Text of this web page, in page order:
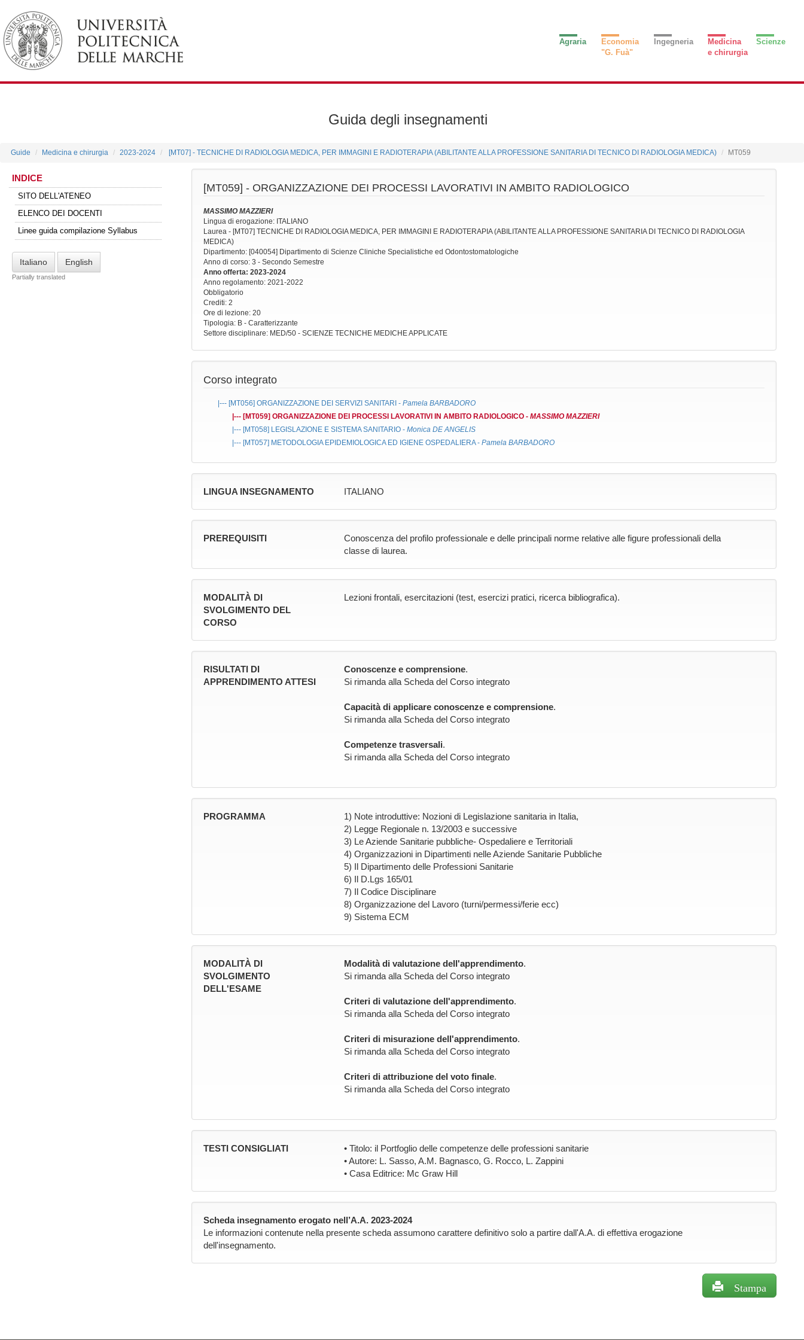
Agraria
Economia
"G. Fuà"
Ingegneria
Medicina
e chirurgia
Scienze
Guida degli insegnamenti
Guide Medicina e chirurgia 2023-2024 [MT07] - TECNICHE DI RADIOLOGIA MEDICA, PER IMMAGINI E RADIOTERAPIA (ABILITANTE ALLA PROFESSIONE SANITARIA DI TECNICO DI RADIOLOGIA MEDICA) MT059
INDICE
SITO DELL'ATENEO
ELENCO DEI DOCENTI
Linee guida compilazione Syllabus
Italiano English
Partially translated
[MT059] - ORGANIZZAZIONE DEI PROCESSI LAVORATIVI IN AMBITO RADIOLOGICO
MASSIMO MAZZIERI
Lingua di erogazione: ITALIANO
Laurea - [MT07] TECNICHE DI RADIOLOGIA MEDICA, PER IMMAGINI E RADIOTERAPIA (ABILITANTE ALLA PROFESSIONE SANITARIA DI TECNICO DI RADIOLOGIA
MEDICA)
Dipartimento: [040054] Dipartimento di Scienze Cliniche Specialistiche ed Odontostomatologiche
Anno di corso: 3 - Secondo Semestre
Anno offerta: 2023-2024
Anno regolamento: 2021-2022
Obbligatorio
Crediti: 2
Ore di lezione: 20
Tipologia: B - Caratterizzante
Settore disciplinare: MED/50 - SCIENZE TECNICHE MEDICHE APPLICATE
Corso integrato
|--- [MT056] ORGANIZZAZIONE DEI SERVIZI SANITARI - Pamela BARBADORO
|--- [MT059] ORGANIZZAZIONE DEI PROCESSI LAVORATIVI IN AMBITO RADIOLOGICO - MASSIMO MAZZIERI
|--- [MT058] LEGISLAZIONE E SISTEMA SANITARIO - Monica DE ANGELIS
|--- [MT057] METODOLOGIA EPIDEMIOLOGICA ED IGIENE OSPEDALIERA- Pamela BARBADORO
LINGUA INSEGNAMENTO ITALIANO
PREREQUISITI
Conoscenza del profilo professionale e delle principali norme relative alle figure professionali della
classe di laurea.
MODALITÀ DI
SVOLGIMENTO DEL
CORSO
Lezioni frontali, esercitazioni (test, esercizi pratici, ricerca bibliografica).
RISULTATI DI
APPRENDIMENTO ATTESI
Conoscenze e comprensione.
Si rimanda alla Scheda del Corso integrato
Capacità di applicare conoscenze e comprensione.
Si rimanda alla Scheda del Corso integrato
Competenze trasversali.
Si rimanda alla Scheda del Corso integrato
PROGRAMMA
1) Note introduttive: Nozioni di Legislazione sanitaria in Italia,
2) Legge Regionale n. 13/2003 e successive
3) Le Aziende Sanitarie pubbliche- Ospedaliere e Territoriali
4) Organizzazioni in Dipartimenti nelle Aziende Sanitarie Pubbliche
5) Il Dipartimento delle Professioni Sanitarie
6) Il D.Lgs 165/01
7) Il Codice Disciplinare
8) Organizzazione del Lavoro (turni/permessi/ferie ecc)
9) Sistema ECM
MODALITÀ DI
SVOLGIMENTO
DELL'ESAME
Modalità di valutazione dell'apprendimento.
Si rimanda alla Scheda del Corso integrato
Criteri di valutazione dell'apprendimento.
Si rimanda alla Scheda del Corso integrato
Criteri di misurazione dell'apprendimento.
Si rimanda alla Scheda del Corso integrato
Criteri di attribuzione del voto finale.
Si rimanda alla Scheda del Corso integrato
TESTI CONSIGLIATI
• Titolo: il Portfoglio delle competenze delle professioni sanitarie
• Autore: L. Sasso, A.M. Bagnasco, G. Rocco, L. Zappini
• Casa Editrice: Mc Graw Hill
Scheda insegnamento erogato nell’A.A. 2023-2024
Le informazioni contenute nella presente scheda assumono carattere definitivo solo a partire dall'A.A. di effettiva erogazione
dell'insegnamento.
Stampa